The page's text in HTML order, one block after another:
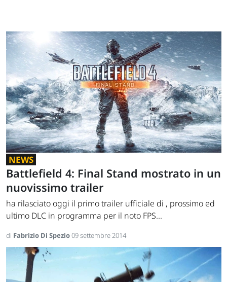
NEWS
Battlefield 4: Final Stand mostrato in un
nuovissimo trailer
ha rilasciato oggi il primo trailer ufficiale di , prossimo ed
ultimo DLC in programma per il noto FPS...
di Fabrizio Di Spezio09 settembre 2014